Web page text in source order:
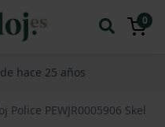
0
hace 25 años
Police PEWJR0005906